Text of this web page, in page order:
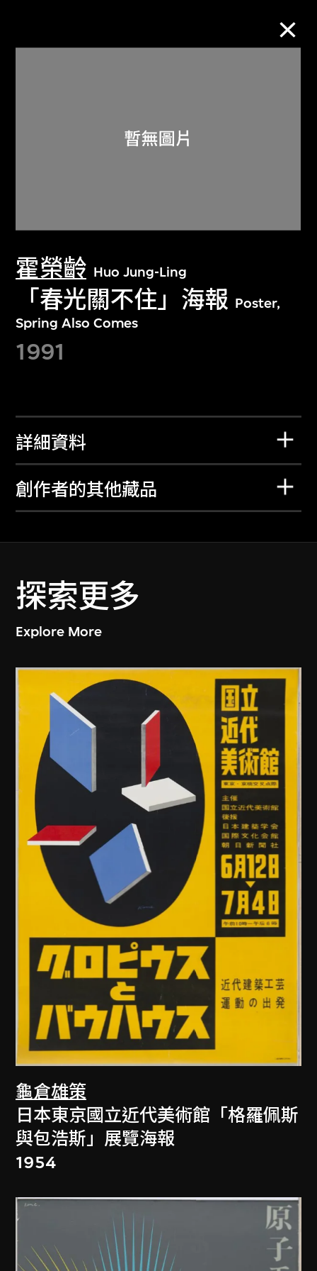
霍榮齡 Huo Jung-Ling
「春光關不住」海報 Poster,
Spring Also Comes
1991
詳細資料
創作者的其他藏品
探索更多
Explore More
龜倉雄策
日本東京國立近代美術館「格羅佩斯
與包浩斯」展覽海報
1954
關於M+藏品
探索世界頂級的二十及二十一世紀視覺
文化藏品。